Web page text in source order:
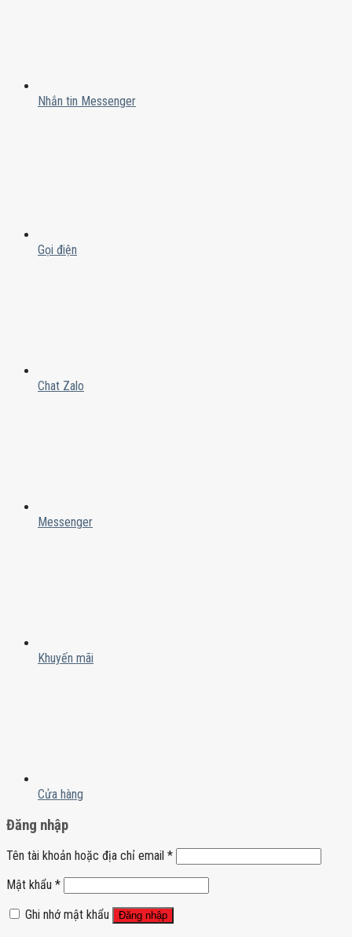
Nhắn tin Messenger
Gọi điện
Chat Zalo
Messenger
Khuyến mãi
Cửa hàng
Đăng nhập
Tên tài khoản hoặc địa chỉ email *
Mật khẩu *
Ghi nhớ mật khẩu
Đăng nhập